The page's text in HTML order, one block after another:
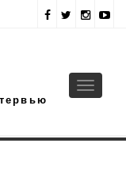
Toggle